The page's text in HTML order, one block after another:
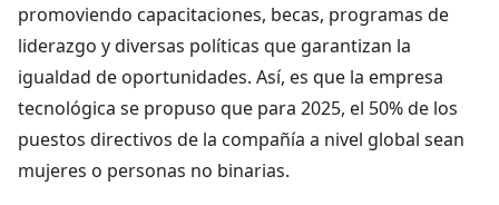
promoviendo capacitaciones, becas, programas de
liderazgo y diversas políticas que garantizan la
igualdad de oportunidades. Así, es que la empresa
tecnológica se propuso que para 2025, el 50% de los
puestos directivos de la compañía a nivel global sean
mujeres o personas no binarias.